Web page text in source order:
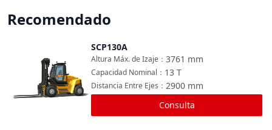
Recomendado
SCP130A
3761 mm
Altura Máx. de Izaje ：
13 T
Capacidad Nominal ：
2900 mm
Distancia Entre Ejes ：
Consulta